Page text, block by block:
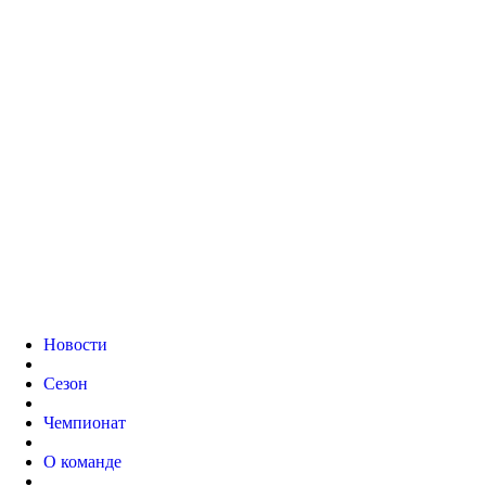
Новости
Сезон
Чемпионат
О команде